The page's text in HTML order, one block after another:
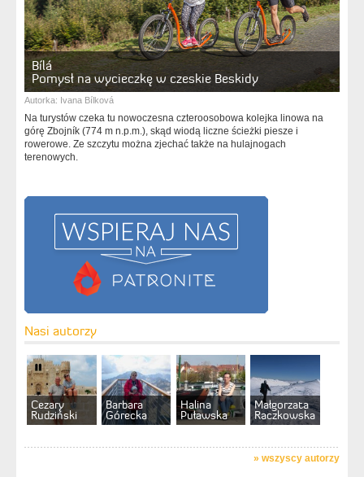
Bílá
Pomysł na wycieczkę w czeskie Beskidy
Autorka: Ivana Bílková
Na turystów czeka tu nowoczesna czteroosobowa kolejka linowa na
górę Zbojník (774 m n.p.m.), skąd wiodą liczne ścieżki piesze i
rowerowe. Ze szczytu można zjechać także na hulajnogach
terenowych.
Nasi autorzy
Cezary
Rudziński
Barbara
Górecka
Halina
Puławska
Małgorzata
Raczkowska
» wszyscy autorzy